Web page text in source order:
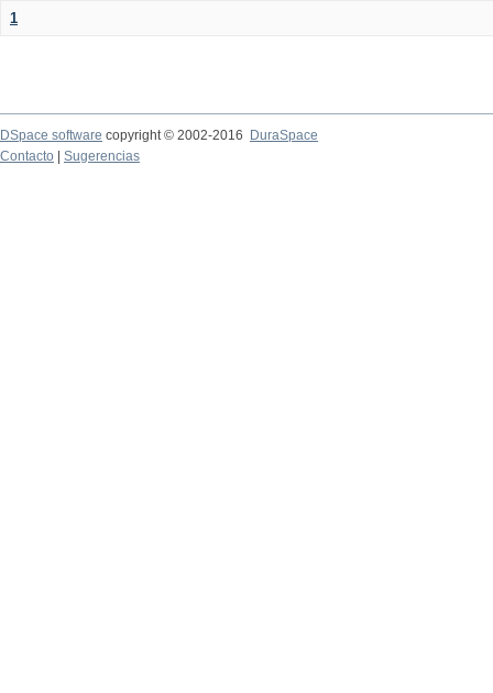
1
DSpace software copyright © 2002-2016
DuraSpace
Contacto
Sugerencias